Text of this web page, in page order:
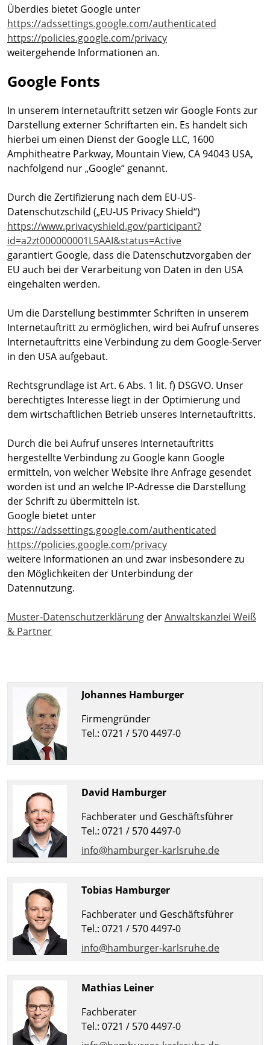
Überdies bietet Google unter
https://adssettings.google.com/authenticated
https://policies.google.com/privacy
weitergehende Informationen an.
Google Fonts
In unserem Internetauftritt setzen wir Google Fonts zur
Darstellung externer Schriftarten ein. Es handelt sich
hierbei um einen Dienst der Google LLC, 1600
Amphitheatre Parkway, Mountain View, CA 94043 USA,
nachfolgend nur „Google“ genannt.
Durch die Zertifizierung nach dem EU-US-
Datenschutzschild („EU-US Privacy Shield“)
https://www.privacyshield.gov/participant?
id=a2zt000000001L5AAI&status=Active
garantiert Google, dass die Datenschutzvorgaben der
EU auch bei der Verarbeitung von Daten in den USA
eingehalten werden.
Um die Darstellung bestimmter Schriften in unserem
Internetauftritt zu ermöglichen, wird bei Aufruf unseres
Internetauftritts eine Verbindung zu dem Google-Server
in den USA aufgebaut.
Rechtsgrundlage ist Art. 6 Abs. 1 lit. f) DSGVO. Unser
berechtigtes Interesse liegt in der Optimierung und
dem wirtschaftlichen Betrieb unseres Internetauftritts.
Durch die bei Aufruf unseres Internetauftritts
hergestellte Verbindung zu Google kann Google
ermitteln, von welcher Website Ihre Anfrage gesendet
worden ist und an welche IP-Adresse die Darstellung
der Schrift zu übermitteln ist.
Google bietet unter
https://adssettings.google.com/authenticated
https://policies.google.com/privacy
weitere Informationen an und zwar insbesondere zu
den Möglichkeiten der Unterbindung der
Datennutzung.
Muster-Datenschutzerklärung derAnwaltskanzlei Weiß
& Partner
Johannes Hamburger
Firmengründer
Tel.: 0721 / 570 4497-0
David Hamburger
Fachberater und Geschäftsführer
Tel.: 0721 / 570 4497-0
info@hamburger-karlsruhe.de
Tobias Hamburger
Fachberater und Geschäftsführer
Tel.: 0721 / 570 4497-0
info@hamburger-karlsruhe.de
Mathias Leiner
Fachberater
Tel.: 0721 / 570 4497-0